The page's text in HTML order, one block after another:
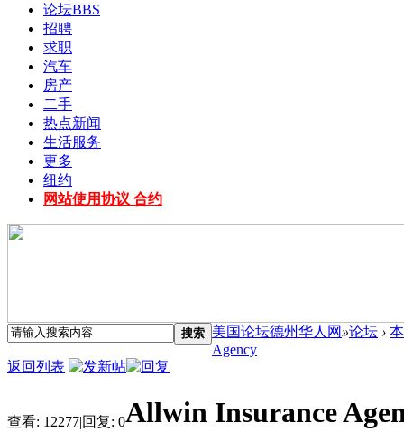
论坛BBS
招聘
求职
汽车
房产
二手
热点新闻
生活服务
更多
纽约
网站使用协议 合约
搜索 美国论坛德州华人网 »论坛 ›
Agency
返回列表
查看: 12277|回复: 0Allwin Insurance